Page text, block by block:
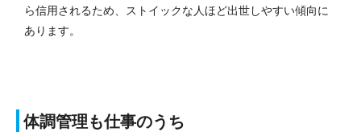
ら信用されるため、ストイックな人ほど出世しやすい傾向に
あります。
体調管理も仕事のうち